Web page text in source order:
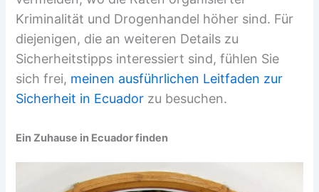
Kriminalität und Drogenhandel höher sind. Für
diejenigen, die an weiteren Details zu
Sicherheitstipps interessiert sind, fühlen Sie
sich frei, meinen ausführlichen Leitfaden zur
Sicherheit in Ecuador zu besuchen.
Ein Zuhause in Ecuador finden